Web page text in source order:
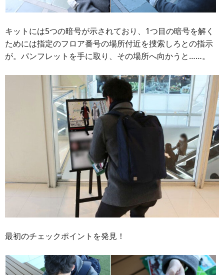
キットには5つの暗号が示されており、1つ目の暗号を解く
ためには指定のフロア番号の場所付近を捜索しろとの指示
が。パンフレットを手に取り、その場所へ向かうと……。
最初のチェックポイントを発見！